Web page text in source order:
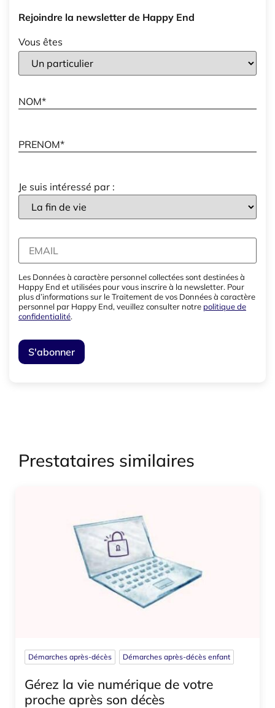
Rejoindre la newsletter de Happy End
Vous êtes
Je suis intéressé par :
Les Données à caractère personnel collectées sont destinées à
Happy End et utilisées pour vous inscrire à la newsletter. Pour
plus d’informations sur le Traitement de vos Données à caractère
personnel par Happy End, veuillez consulter notre politique de
confidentialité.
Prestataires similaires
Démarches après-décès Démarches après-décès enfant
Gérez la vie numérique de votre
proche après son décès